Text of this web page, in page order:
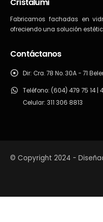
Fabricamos fachadas en
ofreciendo una solución
Contáctanos
Dir: Cra. 78 No. 30A - 71
Teléfono: (604) 479 75 14 |
Celular: 311 306 8813
© Copyright 2024 -